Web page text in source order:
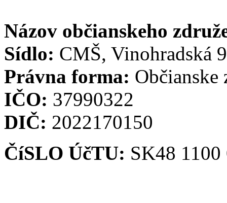
Názov občianskeho
Sídlo: CMŠ, Vinohradská
Právna forma: Občianske
IČO: 37990322
DIČ: 2022170150
ČíSLO ÚčTU: SK48